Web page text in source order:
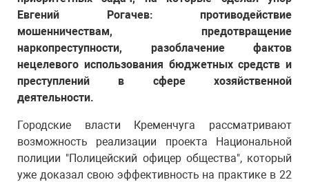
Евгений Рогачев: противодействие
мошенничествам, предотвращение
наркопреступности, разоблачение фактов
нецелевого использования бюджетных средств и
преступлений в сфере хозяйственной
деятельности.
Городские власти Кременчуга рассматривают
возможность реализации проекта Национальной
полиции "Полицейский офицер общества", который
уже доказал свою эффективность на практике в 22